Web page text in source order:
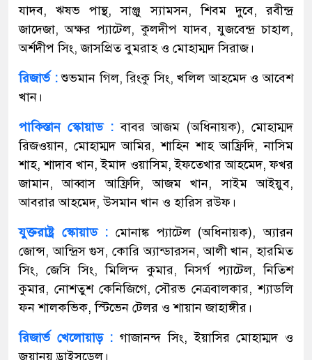
যাদব, ঋষভ পান্থ, সাঞ্জু স্যামসন, শিবম দুবে, রবীন্দ্র
জাদেজা, অক্ষর প্যাটেল, কুলদীপ যাদব, যুজবেন্দ্র চাহাল,
অর্শদীপ সিং, জাসপ্রিত বুমরাহ ও মোহাম্মদ সিরাজ।
রিজার্ভ :শুভমান গিল, রিংকু সিং, খলিল আহমেদ ও আবেশ
খান।
পাকিস্তান স্কোয়াড : বাবর আজম (অধিনায়ক), মোহাম্মদ
রিজওয়ান, মোহাম্মদ আমির, শাহিন শাহ আফ্রিদি, নাসিম
শাহ, শাদাব খান, ইমাদ ওয়াসিম, ইফতেখার আহমেদ, ফখর
জামান, আব্বাস আফ্রিদি, আজম খান, সাইম আইয়ুব,
আবরার আহমেদ, উসমান খান ও হারিস রউফ।
যুক্তরাষ্ট্র স্কোয়াড : মোনাঙ্ক প্যাটেল (অধিনায়ক), অ্যারন
জোন্স, আন্দ্রিস গুস, কোরি অ্যান্ডারসন, আলী খান, হারমিত
সিং, জেসি সিং, মিলিন্দ কুমার, নিসর্গ প্যাটেল, নিতিশ
কুমার, নোশতুশ কেনিজিগে, সৌরভ নেত্রবালকার, শ্যাডলি
ফন শালকভিক, স্টিভেন টেলর ও শায়ান জাহাঙ্গীর।
রিজার্ভ খেলোয়াড় : গাজানন্দ সিং, ইয়াসির মোহাম্মদ ও
জুয়ানয় ড্রাইসডেল।